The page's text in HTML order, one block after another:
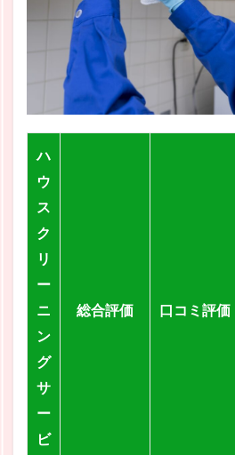
ハ
ウ
ス
ク
リ
ー
ニ
ン
グ
サ
ー
ビ
総合評価 口コミ評価